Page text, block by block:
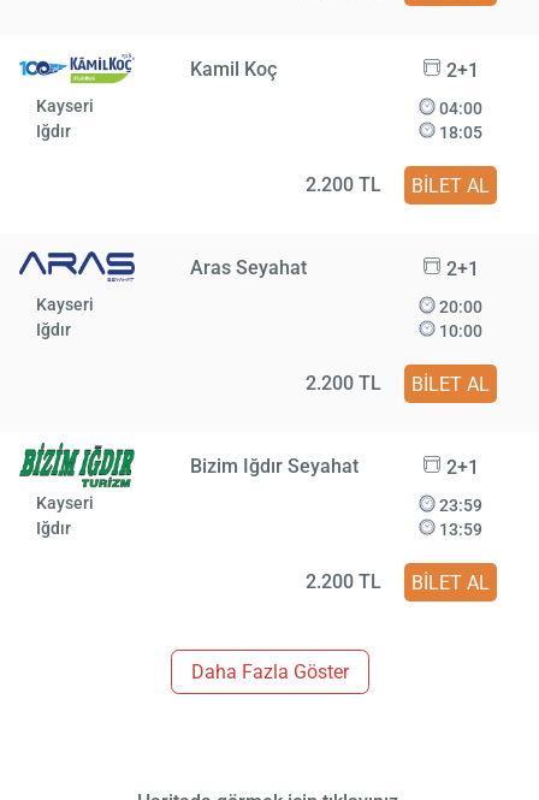
Kamil Koç 2+1
Kayseri
Iğdır
04:00
18:05
2.200 TL BİLET AL
Aras Seyahat 2+1
Kayseri
Iğdır
20:00
10:00
2.200 TL BİLET AL
Bizim Iğdır Seyahat 2+1
Kayseri
Iğdır
23:59
13:59
2.200 TL BİLET AL
Daha Fazla Göster